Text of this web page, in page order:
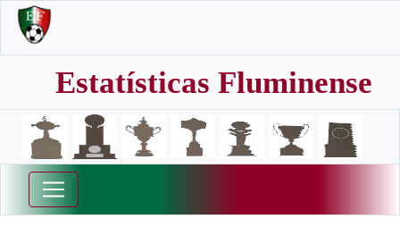
Estatísticas Fluminense